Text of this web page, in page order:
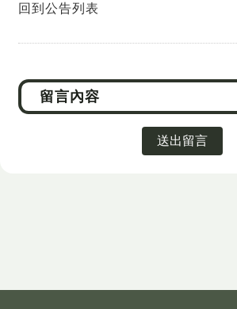
回到公告列表
送出留言